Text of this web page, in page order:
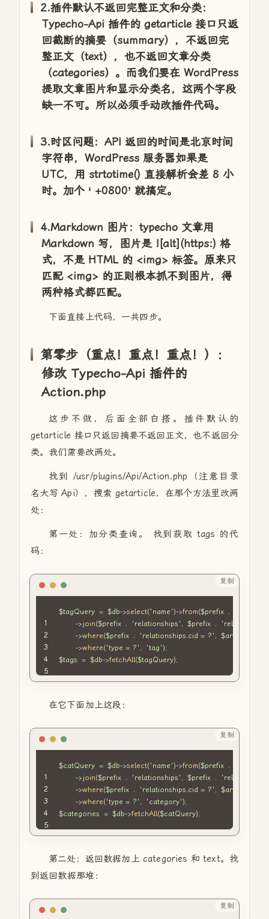
2.插件默认不返回完整正文和分类：
Typecho-Api 插件的 getarticle 接口只返
回截断的摘要（summary），不返回完
整正文（text），也不返回文章分类
（categories）。而我们要在 WordPress
提取文章图片和显示分类名，这两个字段
缺一不可。所以必须手动改插件代码。
3.时区问题：API 返回的时间是北京时间
字符串，WordPress 服务器如果是
UTC，用 strtotime() 直接解析会差 8 小
时。加个 ‘ +0800’ 就搞定。
4.Markdown 图片：typecho 文章用
Markdown 写，图片是 ![alt](https:) 格
式，不是 HTML 的 <img> 标签。原来只
匹配 <img> 的正则根本抓不到图片，得
两种格式都匹配。
下面直接上代码，一共四步。
第零步（重点！重点！重点！）：
修改 Typecho-Api 插件的
Action.php
这步不做，后面全部白搭。插件默认的
getarticle 接口只返回摘要不返回正文，也不返回分
类。我们需要改两处。
找到 /usr/plugins/Api/Action.php（注意目录
名大写 Api），搜索 getarticle，在那个方法里改两
处：
第一处：加分类查询。 找到获取 tags 的代
码：
$tagQuery = $db->select('name')->from($prefix .
-> join($prefix . 'relationships' , $prefix .
->where($prefix . 'relationships.cid = ?' , $article
->where('type = ?' , 'tag');
$tags = $db->fetchAll($tagQuery);
复制PHP
在它下面加上这段：
$catQuery = $db->select('name')->from($prefix .
-> join($prefix . 'relationships' , $prefix .
->where($prefix . 'relationships.cid = ?' , $article
->where('type = ?' , 'category');
$categories = $db->fetchAll($catQuery);
复制PHP
第二处：返回数据加上 categories 和 text。找
到返回数据那堆：
复制PHP